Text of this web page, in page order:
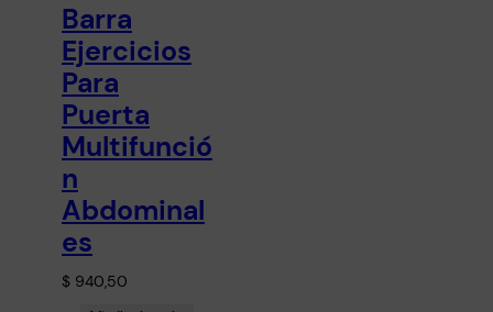
Barra
Ejercicios
Para
Puerta
Multifunció
n
Abdominal
es
$ 940,50